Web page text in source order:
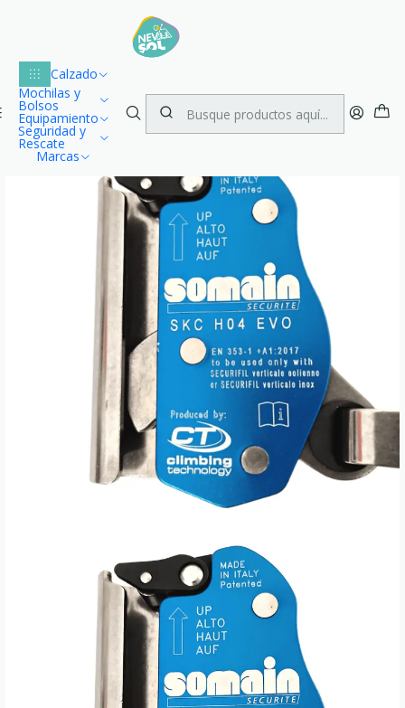
Calzado
Mochilas y
Bolsos
Equipamiento
Seguridad y
Rescate
Marcas
Envío gratuito dentro de Chile para compras desde $100.000
Inicio
Deslizador Anticaída SKC H04 EVO Somain